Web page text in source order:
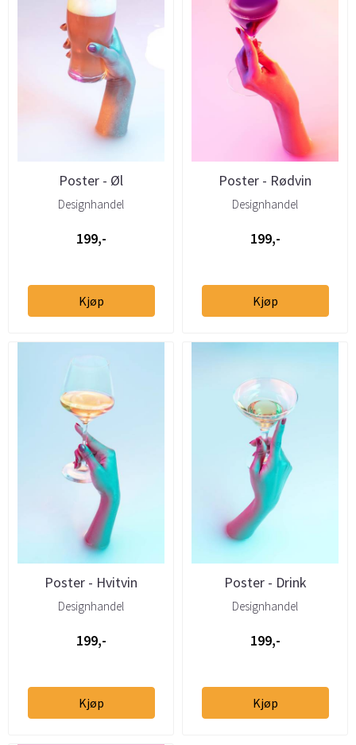
Poster - Øl
Designhandel
199,-
Kjøp
Poster - Rødvin
Designhandel
199,-
Kjøp
Poster - Hvitvin
Designhandel
199,-
Kjøp
Poster - Drink
Designhandel
199,-
Kjøp